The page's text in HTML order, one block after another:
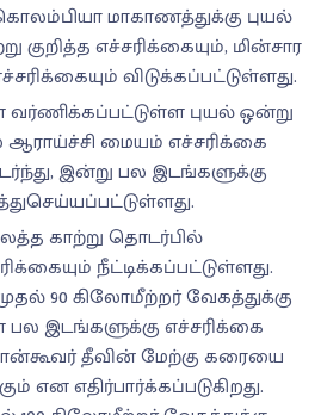
மாகாணத்துக்கு புயல்
குறித்த எச்சரிக்கையும், மின்சார
விடுக்கப்பட்டுள்ளது.
வர்ணிக்கப்பட்டுள்ள புயல் ஒன்று
மையம் எச்சரிக்கை
இன்று பல இடங்களுக்கு
காற்று தொடர்பில்
நீட்டிக்கப்பட்டுள்ளது.
90 கிலோமீற்றர் வேகத்துக்கு
பல இடங்களுக்கு எச்சரிக்கை
தீவின் மேற்கு கரையை
என எதிர்பார்க்கப்படுகிறது.